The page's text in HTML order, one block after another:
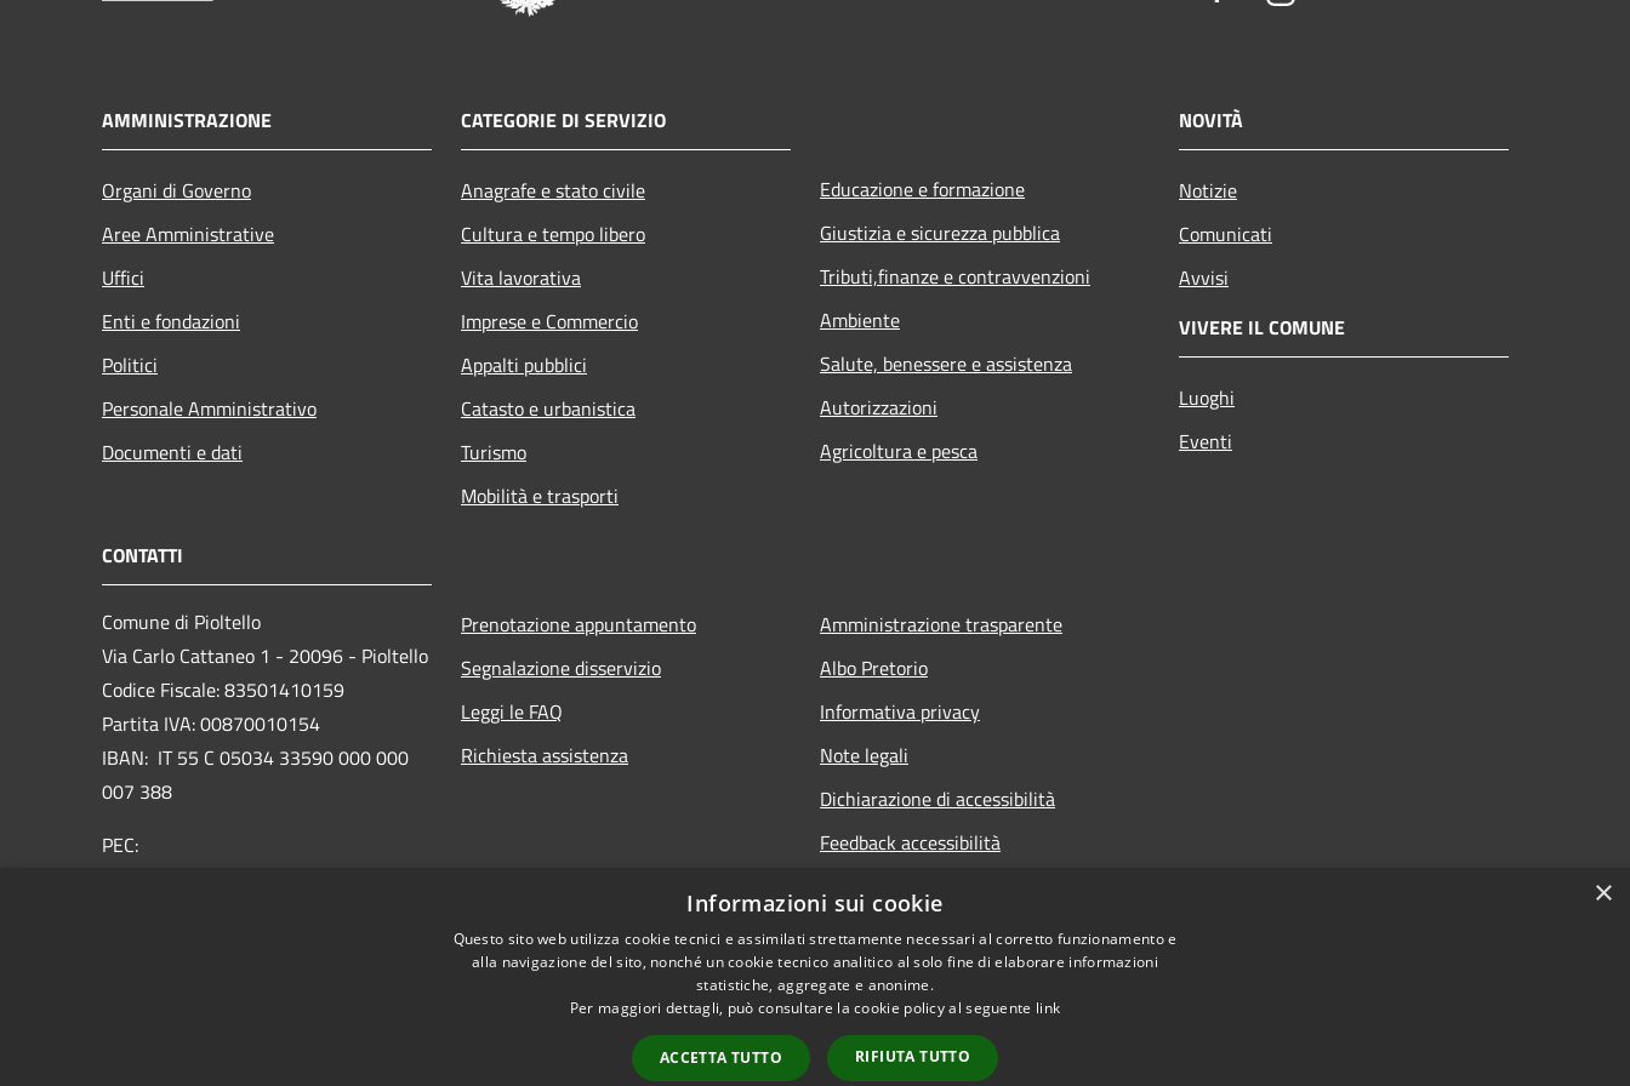
AMMINISTRAZIONE
Organi di Governo
Aree Amministrative
Uffici
Enti e fondazioni
Politici
Personale Amministrativo
Documenti e dati
CATEGORIE DI SERVIZIO
Anagrafe e stato civile
Cultura e tempo libero
Vita lavorativa
Imprese e Commercio
Appalti pubblici
Catasto e urbanistica
Turismo
Mobilità e trasporti
Educazione e formazione
Giustizia e sicurezza pubblica
Tributi,finanze e contravvenzioni
Ambiente
Salute, benessere e assistenza
Autorizzazioni
Agricoltura e pesca
NOVITÀ
Notizie
Comunicati
Avvisi
VIVERE IL COMUNE
Luoghi
Eventi
CONTATTI
Comune di Pioltello
Via Carlo Cattaneo 1 - 20096 - Pioltello
Codice Fiscale: 83501410159
Partita IVA: 00870010154
IBAN: IT 55 C 05034 33590 000 000
007 388
PEC:
Prenotazione appuntamento
Segnalazione disservizio
Leggi le FAQ
Richiesta assistenza
Amministrazione trasparente
Albo Pretorio
Informativa privacy
Note legali
Dichiarazione di accessibilità
Feedback accessibilità
personali
Copyright © 2026 • Comune di Pioltello • Powered by
×
Informazioni sui cookie
Questo sito web utilizza cookie tecnici e assimilati strettamente necessari al corretto funzionamento e
alla navigazione del sito, nonché un cookie tecnico analitico al solo fine di elaborare informazioni
statistiche, aggregate e anonime.
Per maggiori dettagli, può consultare la cookie policy al seguente link
ACCETTA TUTTO RIFIUTA TUTTO